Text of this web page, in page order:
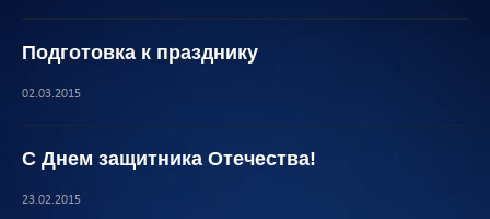
Подготовка к празднику
02.03.2015
С Днем защитника Отечества!
23.02.2015